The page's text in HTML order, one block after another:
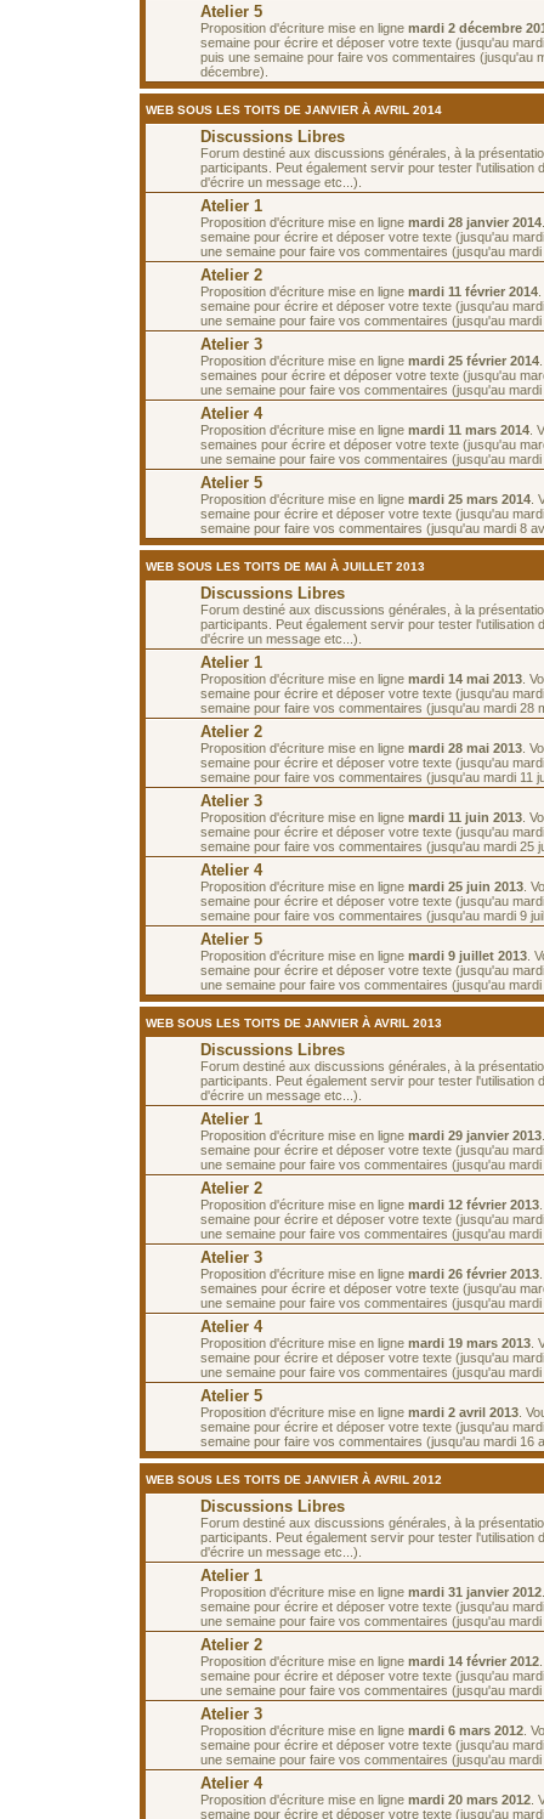
Atelier 5
Proposition d'écriture mise en ligne mardi 2 décembre
semaine pour écrire et déposer votre texte (jusqu'au
puis une semaine pour faire vos commentaires (jusqu'au
décembre).
WEB SOUS LES TOITS DE JANVIER À AVRIL 2014
Discussions Libres
Forum destiné aux discussions générales, à la
participants. Peut également servir pour tester l'utilisation
d'écrire un message etc...).
Atelier 1
Proposition d'écriture mise en ligne mardi 28 janvier 2014
semaine pour écrire et déposer votre texte (jusqu'au
une semaine pour faire vos commentaires (jusqu'au
Atelier 2
Proposition d'écriture mise en ligne mardi 11 février 2014
semaine pour écrire et déposer votre texte (jusqu'au
une semaine pour faire vos commentaires (jusqu'au
Atelier 3
Proposition d'écriture mise en ligne mardi 25 février 2014
semaines pour écrire et déposer votre texte (jusqu'au
une semaine pour faire vos commentaires (jusqu'au
Atelier 4
Proposition d'écriture mise en ligne mardi 11 mars 2014 .
semaines pour écrire et déposer votre texte (jusqu'au
une semaine pour faire vos commentaires (jusqu'au
Atelier 5
Proposition d'écriture mise en ligne mardi 25 mars 2014 .
semaine pour écrire et déposer votre texte (jusqu'au
semaine pour faire vos commentaires (jusqu'au mardi 8
WEB SOUS LES TOITS DE MAI À JUILLET 2013
Discussions Libres
Forum destiné aux discussions générales, à la
participants. Peut également servir pour tester l'utilisation
d'écrire un message etc...).
Atelier 1
Proposition d'écriture mise en ligne mardi 14 mai 2013 .
semaine pour écrire et déposer votre texte (jusqu'au
semaine pour faire vos commentaires (jusqu'au mardi 28
Atelier 2
Proposition d'écriture mise en ligne mardi 28 mai 2013 .
semaine pour écrire et déposer votre texte (jusqu'au
semaine pour faire vos commentaires (jusqu'au mardi 11
Atelier 3
Proposition d'écriture mise en ligne mardi 11 juin 2013 .
semaine pour écrire et déposer votre texte (jusqu'au
semaine pour faire vos commentaires (jusqu'au mardi 25
Atelier 4
Proposition d'écriture mise en ligne mardi 25 juin 2013 .
semaine pour écrire et déposer votre texte (jusqu'au
semaine pour faire vos commentaires (jusqu'au mardi 9
Atelier 5
Proposition d'écriture mise en ligne mardi 9 juillet 2013 .
semaine pour écrire et déposer votre texte (jusqu'au
une semaine pour faire vos commentaires (jusqu'au mardi
WEB SOUS LES TOITS DE JANVIER À AVRIL 2013
Discussions Libres
Forum destiné aux discussions générales, à la
participants. Peut également servir pour tester l'utilisation
d'écrire un message etc...).
Atelier 1
Proposition d'écriture mise en ligne mardi 29 janvier 2013
semaine pour écrire et déposer votre texte (jusqu'au
une semaine pour faire vos commentaires (jusqu'au
Atelier 2
Proposition d'écriture mise en ligne mardi 12 février 2013
semaine pour écrire et déposer votre texte (jusqu'au
une semaine pour faire vos commentaires (jusqu'au
Atelier 3
Proposition d'écriture mise en ligne mardi 26 février 2013
semaines pour écrire et déposer votre texte (jusqu'au
une semaine pour faire vos commentaires (jusqu'au
Atelier 4
Proposition d'écriture mise en ligne mardi 19 mars 2013 .
semaine pour écrire et déposer votre texte (jusqu'au
une semaine pour faire vos commentaires (jusqu'au
Atelier 5
Proposition d'écriture mise en ligne mardi 2 avril 2013 .
semaine pour écrire et déposer votre texte (jusqu'au
semaine pour faire vos commentaires (jusqu'au mardi 16
WEB SOUS LES TOITS DE JANVIER À AVRIL 2012
Discussions Libres
Forum destiné aux discussions générales, à la
participants. Peut également servir pour tester l'utilisation
d'écrire un message etc...).
Atelier 1
Proposition d'écriture mise en ligne mardi 31 janvier 2012
semaine pour écrire et déposer votre texte (jusqu'au
une semaine pour faire vos commentaires (jusqu'au
Atelier 2
Proposition d'écriture mise en ligne mardi 14 février 2012
semaine pour écrire et déposer votre texte (jusqu'au
une semaine pour faire vos commentaires (jusqu'au
Atelier 3
Proposition d'écriture mise en ligne mardi 6 mars 2012 .
semaine pour écrire et déposer votre texte (jusqu'au
une semaine pour faire vos commentaires (jusqu'au
Atelier 4
Proposition d'écriture mise en ligne mardi 20 mars 2012 .
semaine pour écrire et déposer votre texte (jusqu'au